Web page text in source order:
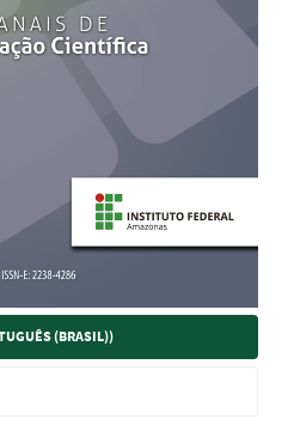
(BRASIL))